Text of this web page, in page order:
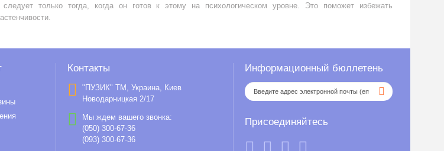
следует только тогда, когда он готов к этому на психологическом уровне. Это поможет избежать
Контакты
"ПУЗИК" ТМ, Украина, Киев
Новодарницкая 2/17
Мы ждем вашего звонка:
(050) 300-67-36
(093) 300-67-36
Информационный бюллетень
Присоединяйтесь